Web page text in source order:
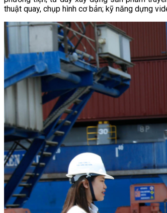
thuật quay, chụp hình cơ bản; kỹ năng dựng